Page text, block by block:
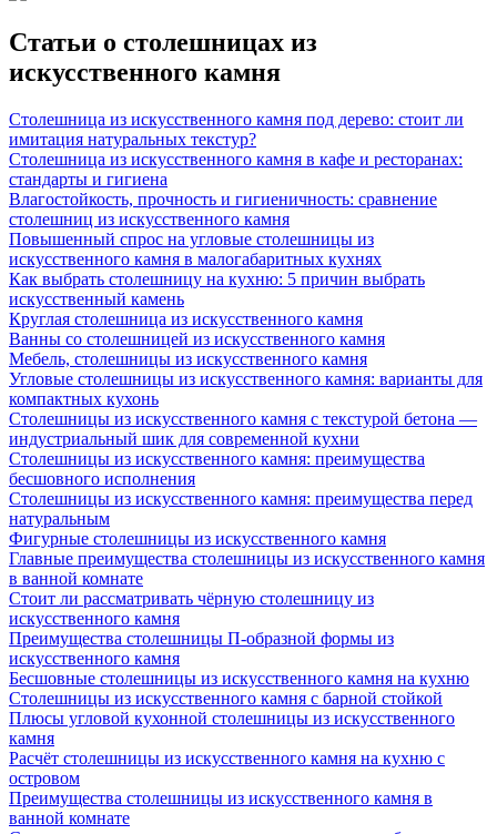
Статьи о столешницах из
искусственного камня
Столешница из искусственного камня под дерево: стоит ли
имитация натуральных текстур?
Столешница из искусственного камня в кафе и ресторанах:
стандарты и гигиена
Влагостойкость, прочность и гигиеничность: сравнение
столешниц из искусственного камня
Повышенный спрос на угловые столешницы из
искусственного камня в малогабаритных кухнях
Как выбрать столешницу на кухню: 5 причин выбрать
искусственный камень
Круглая столешница из искусственного камня
Ванны со столешницей из искусственного камня
Мебель, столешницы из искусственного камня
Угловые столешницы из искусственного камня: варианты для
компактных кухонь
Столешницы из искусственного камня с текстурой бетона —
индустриальный шик для современной кухни
Столешницы из искусственного камня: преимущества
бесшовного исполнения
Столешницы из искусственного камня: преимущества перед
натуральным
Фигурные столешницы из искусственного камня
Главные преимущества столешницы из искусственного камня
в ванной комнате
Стоит ли рассматривать чёрную столешницу из
искусственного камня
Преимущества столешницы П-образной формы из
искусственного камня
Бесшовные столешницы из искусственного камня на кухню
Столешницы из искусственного камня с барной стойкой
Плюсы угловой кухонной столешницы из искусственного
камня
Расчёт столешницы из искусственного камня на кухню с
островом
Преимущества столешницы из искусственного камня в
ванной комнате